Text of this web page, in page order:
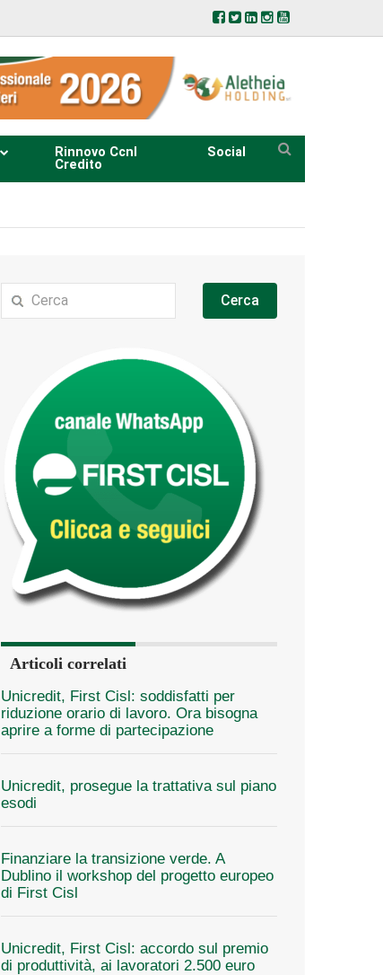
Rinnovo Ccnl
Credito
Social
Cerca
Articoli correlati
Unicredit, First Cisl: soddisfatti per
riduzione orario di lavoro. Ora bisogna
aprire a forme di partecipazione
Unicredit, prosegue la trattativa sul piano
esodi
Finanziare la transizione verde. A
Dublino il workshop del progetto europeo
di First Cisl
Unicredit, First Cisl: accordo sul premio
di produttività, ai lavoratori 2.500 euro